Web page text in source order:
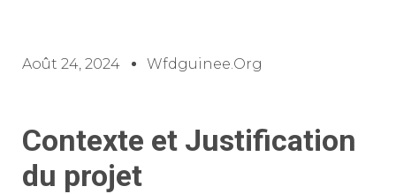
Août 24, 2024 Wfdguinee.org
Contexte et Justification
du projet